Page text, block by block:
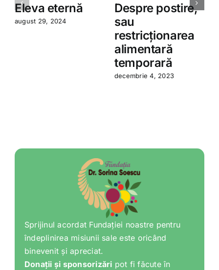
Eleva eternă
august 29, 2024
Despre postire,
sau
restricționarea
alimentară
temporară
decembrie 4, 2023
Sprijinul acordat Fundației noastre pentru
îndeplinirea misiunii sale este oricând
binevenit și apreciat.
Donații și sponsorizări pot fi făcute în